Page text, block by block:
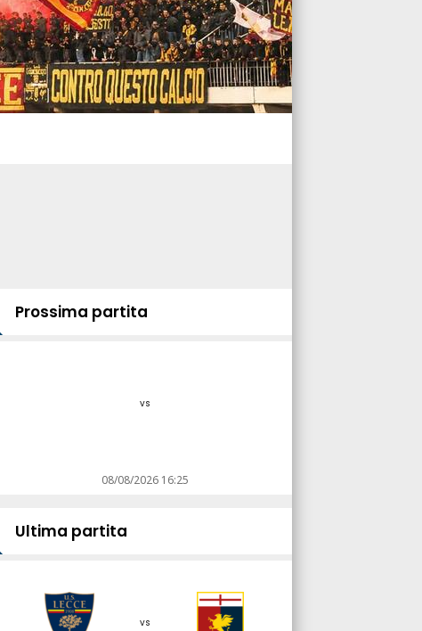
Prossima partita
vs
08/08/2026 16:25
Ultima partita
vs